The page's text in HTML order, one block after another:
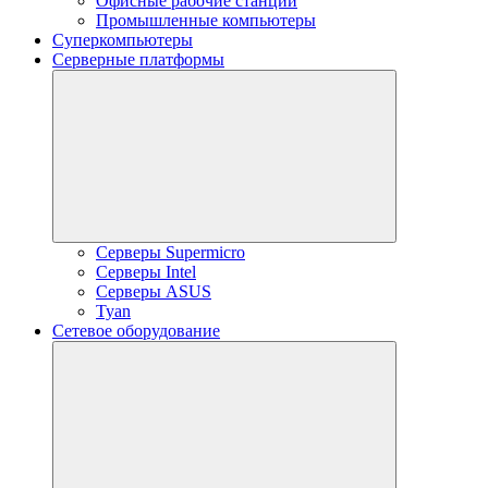
Промышленные компьютеры
Суперкомпьютеры
Серверные платформы
Серверы Supermicro
Серверы Intel
Серверы ASUS
Tyan
Сетевое оборудование